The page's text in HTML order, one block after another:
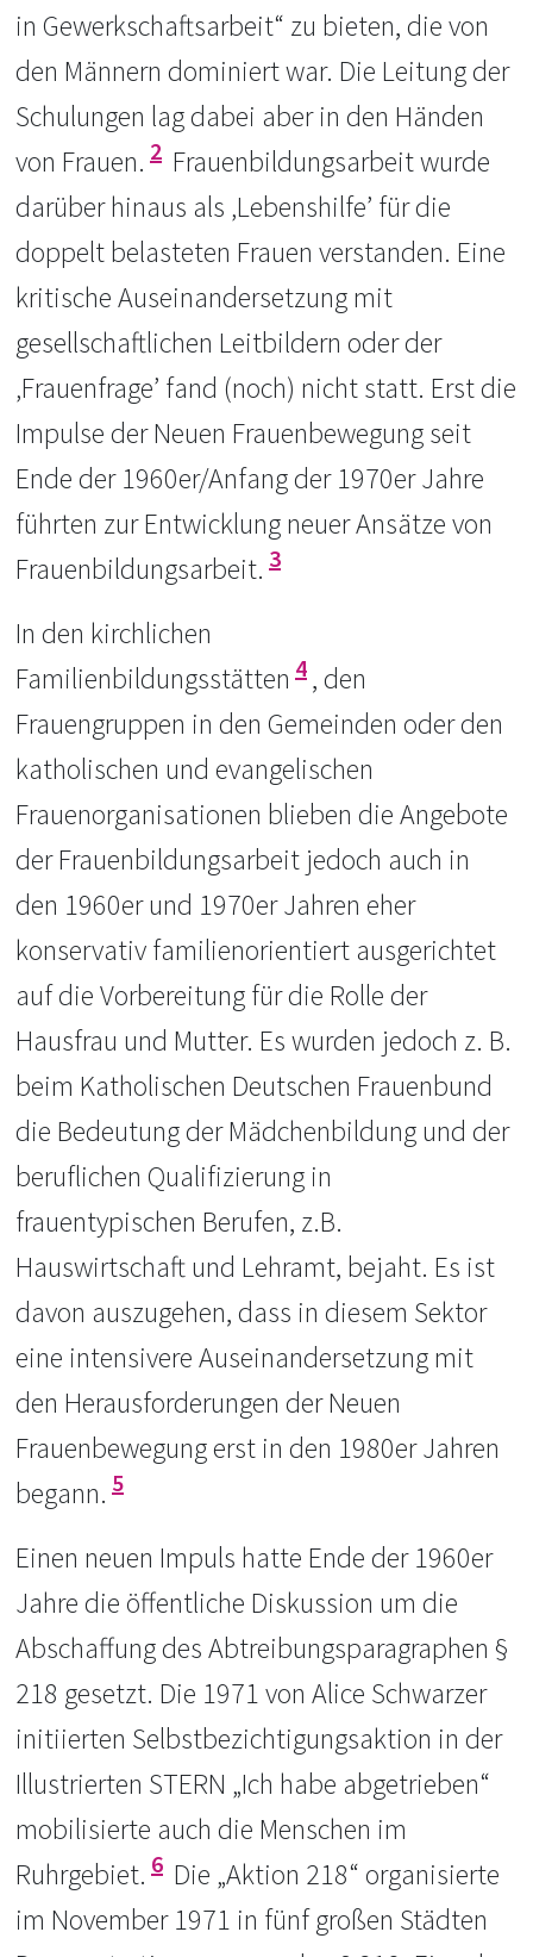
in Gewerkschaftsarbeit“ zu bieten, die von
den Männern dominiert war. Die Leitung der
Schulungen lag dabei aber in den Händen
von Frauen. 2 Frauenbildungsarbeit wurde
darüber hinaus als ‚Lebenshilfe’ für die
doppelt belasteten Frauen verstanden. Eine
kritische Auseinandersetzung mit
gesellschaftlichen Leitbildern oder der
‚Frauenfrage’ fand (noch) nicht statt. Erst die
Impulse der Neuen Frauenbewegung seit
Ende der 1960er/Anfang der 1970er Jahre
führten zur Entwicklung neuer Ansätze von
Frauenbildungsarbeit. 3
In den kirchlichen
Familienbildungsstätten 4 , den
Frauengruppen in den Gemeinden oder den
katholischen und evangelischen
Frauenorganisationen blieben die Angebote
der Frauenbildungsarbeit jedoch auch in
den 1960er und 1970er Jahren eher
konservativ familienorientiert ausgerichtet
auf die Vorbereitung für die Rolle der
Hausfrau und Mutter. Es wurden jedoch z. B.
beim Katholischen Deutschen Frauenbund
die Bedeutung der Mädchenbildung und der
beruflichen Qualifizierung in
frauentypischen Berufen, z.B.
Hauswirtschaft und Lehramt, bejaht. Es ist
davon auszugehen, dass in diesem Sektor
eine intensivere Auseinandersetzung mit
den Herausforderungen der Neuen
Frauenbewegung erst in den 1980er Jahren
begann. 5
Einen neuen Impuls hatte Ende der 1960er
Jahre die öffentliche Diskussion um die
Abschaffung des Abtreibungsparagraphen §
218 gesetzt. Die 1971 von Alice Schwarzer
initiierten Selbstbezichtigungsaktion in der
Illustrierten STERN „Ich habe abgetrieben“
mobilisierte auch die Menschen im
Ruhrgebiet. 6 Die „Aktion 218“ organisierte
im November 1971 in fünf großen Städten